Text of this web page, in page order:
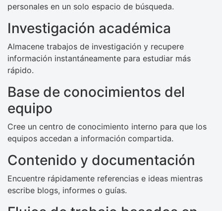
personales en un solo espacio de búsqueda.
Investigación académica
Almacene trabajos de investigación y recupere
información instantáneamente para estudiar más
rápido.
Base de conocimientos del
equipo
Cree un centro de conocimiento interno para que los
equipos accedan a información compartida.
Contenido y documentación
Encuentre rápidamente referencias e ideas mientras
escribe blogs, informes o guías.